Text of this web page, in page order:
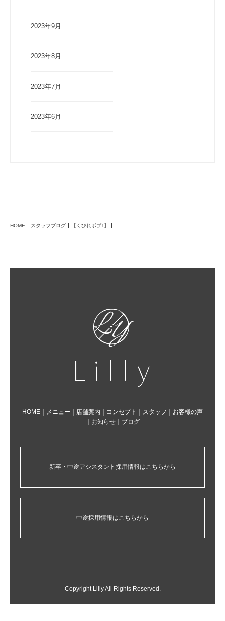
2023年9月
2023年8月
2023年7月
2023年6月
HOME スタッフブログ 【くびれボブ♪】
HOME ｜ メニュー ｜ 店舗案内 ｜ コンセプト ｜ スタッフ ｜ お客様の声
｜ お知らせ ｜ ブログ
新卒・中途アシスタント採用情報はこちらから
中途採用情報はこちらから
Copyright Lilly All Rights Reserved.